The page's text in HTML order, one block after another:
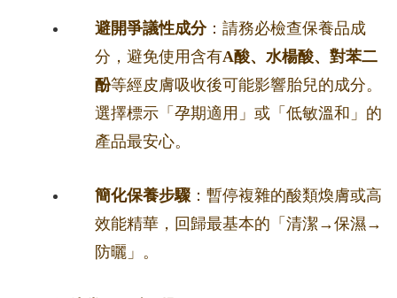
避開爭議性成分：請務必檢查保養品成
分，避免使用含有A酸、水楊酸、對苯二
酚等經皮膚吸收後可能影響胎兒的成分。
選擇標示「孕期適用」或「低敏溫和」的
產品最安心。
簡化保養步驟 ：暫停複雜的酸類煥膚或高
效能精華，回歸最基本的「清潔→保濕→
防曬」。